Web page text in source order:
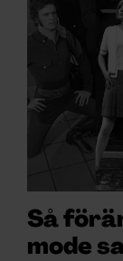
Så
mode